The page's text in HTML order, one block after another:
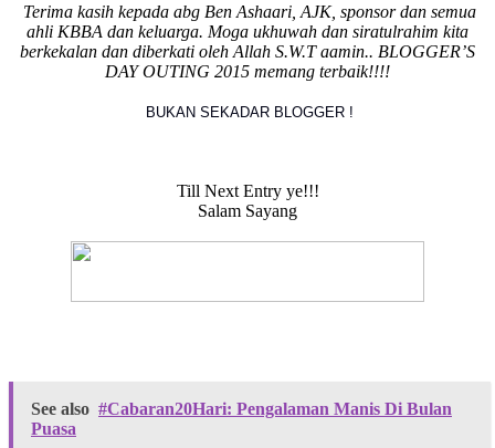
Terima kasih kepada abg Ben Ashaari, AJK, sponsor dan semua
ahli KBBA dan keluarga. Moga ukhuwah dan siratulrahim kita
berkekalan dan diberkati oleh Allah S.W.T aamin.. BLOGGER’S
DAY OUTING 2015 memang terbaik!!!!
BUKAN SEKADAR BLOGGER !
Till Next Entry ye!!!
Salam Sayang
See also #Cabaran20Hari: Pengalaman Manis Di Bulan
Puasa